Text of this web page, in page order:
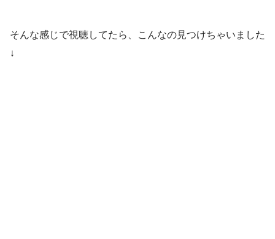
そんな感じで視聴してたら、こんなの見つけちゃいました
↓